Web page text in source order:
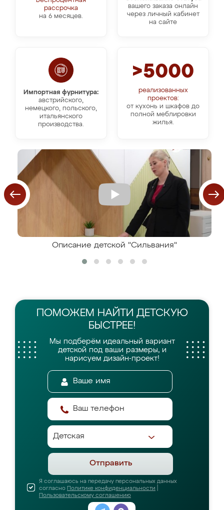
вашего заказа онлайн
через личный кабинет
на сайте
рассрочка
на 6 месяцев.
Импортная фурнитура:
австрийского,
немецкого, польского,
итальянского
производства.
>5000
реализованных
проектов:
от кухонь и шкафов до
полной меблировки
жилья.
Описание детской "Сильвания"
ПОМОЖЕМ НАЙТИ ДЕТСКУЮ
БЫСТРЕЕ!
Мы подберём идеальный вариант
детской под ваши размеры, и
нарисуем дизайн-проект!
Отправить
Я соглашаюсь на передачу персональных данных
согласно Политике конфиденциальности
Пользовательскому соглашению